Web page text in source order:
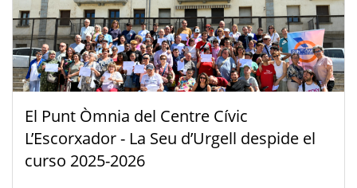
El Punt Òmnia del Centre Cívic
L’Escorxador - La Seu d’Urgell despide el
curso 2025-2026